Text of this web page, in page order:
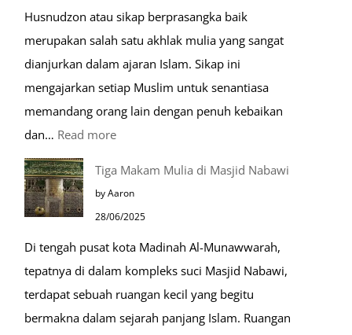
Husnudzon atau sikap berprasangka baik
merupakan salah satu akhlak mulia yang sangat
dianjurkan dalam ajaran Islam. Sikap ini
mengajarkan setiap Muslim untuk senantiasa
memandang orang lain dengan penuh kebaikan
dan… Read more:
Sehari-
hari
Tiga Makam Mulia di Masjid Nabawi
by Aaron
28/06/2025
Di tengah pusat kota Madinah Al-Munawwarah,
tepatnya di dalam kompleks suci Masjid Nabawi,
terdapat sebuah ruangan kecil yang begitu
bermakna dalam sejarah panjang Islam. Ruangan